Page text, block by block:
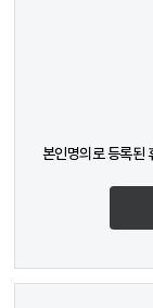
본인명의로 등록된